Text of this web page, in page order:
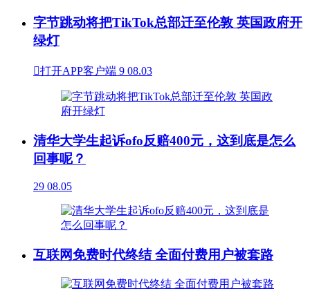
字节跳动将把TikTok总部迁至伦敦 英国政府开
绿灯
打开APP客户端 9 08.03
清华大学生起诉ofo反赔400元，这到底是怎么
回事呢？
29 08.05
互联网免费时代终结 全面付费用户被套路